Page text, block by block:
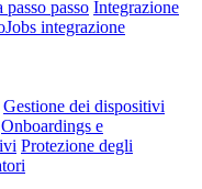
passo Integrazione
integrazione
Gestione dei dispositivi
Onboardings e
Protezione degli